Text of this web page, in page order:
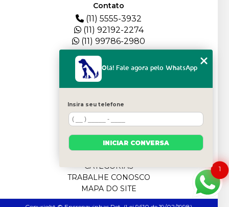
Contato
(11) 5555-3932
(11) 92192-2274
(11) 99786-2980
QUEM SOMOS
PLANTEL
BLOG
SERVIÇOS
FILHOTES
CATEGORIAS
TRABALHE CONOSCO
MAPA DO SITE
1
Olá! Fale agora pelo WhatsApp
Insira seu telefone
INICIAR CONVERSA